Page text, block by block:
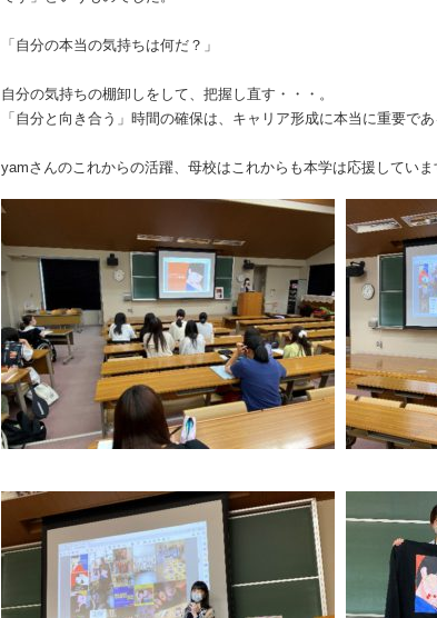
「自分の本当の気持ちは何だ？」
自分の気持ちの棚卸しをして、把握し直す・・・。
「自分と向き合う」時間の確保は、キャリア形成に本当に重要で
yamさんのこれからの活躍、母校はこれからも本学は応援していま